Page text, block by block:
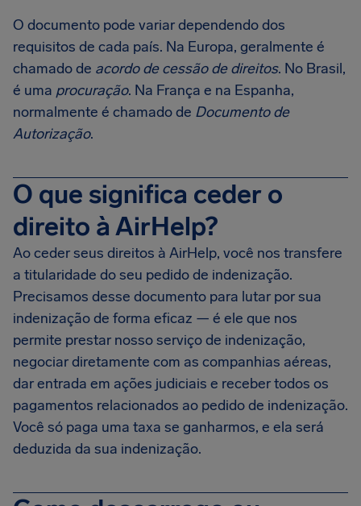
O documento pode variar dependendo dos
requisitos de cada país. Na Europa, geralmente é
chamado de acordo de cessão de direitos. No Brasil,
é uma procuração. Na França e na Espanha,
normalmente é chamado de Documento de
Autorização.
O que significa ceder o
direito à AirHelp?
Ao ceder seus direitos à AirHelp, você nos transfere
a titularidade do seu pedido de indenização.
Precisamos desse documento para lutar por sua
indenização de forma eficaz — é ele que nos
permite prestar nosso serviço de indenização,
negociar diretamente com as companhias aéreas,
dar entrada em ações judiciais e receber todos os
pagamentos relacionados ao pedido de indenização.
Você só paga uma taxa se ganharmos, e ela será
deduzida da sua indenização.